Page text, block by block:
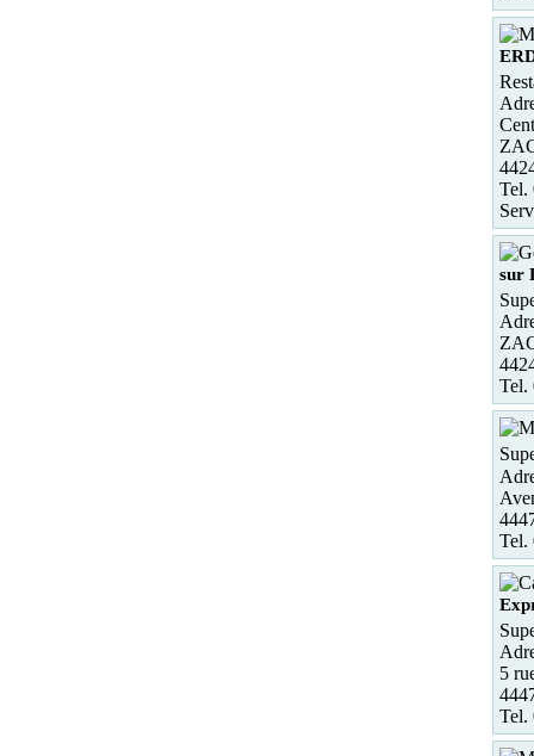
Tel.
sur
Tel.
Tel.
5
Tel.